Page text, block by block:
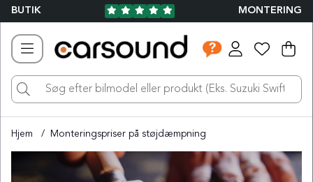
BUTIK MONTERING
.
Hjem Monteringspriser på støjdæmpning